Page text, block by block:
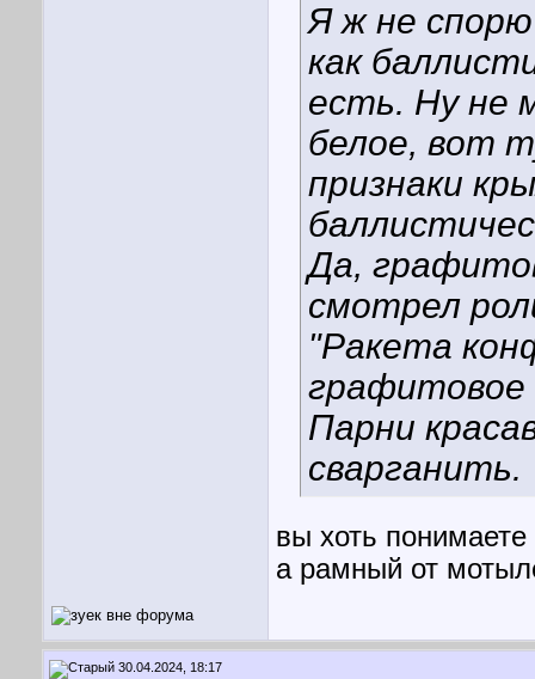
Я ж не
как
есть. Ну не
белое, вот
признаки
Да,
смотрел
"Ракета
графитовое
Парни
сварганить.
вы хоть
а рамный от
30.04.2024, 18:17